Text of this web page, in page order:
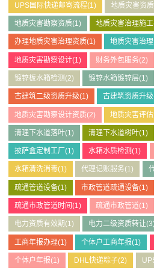
UPS国际快递邮寄流程(1) 地质灾害资
地质灾害勘察资质(1) 地质灾害治理施工
办理地质灾害治理资质(1) 地质灾害治
地质灾害勘察设计(1) 财务外包服务(2)
镀锌板水箱检测 (2) 镀锌水箱镀锌层(1)
古建筑二级资质升级(1) 古建筑资质升级
地质灾害勘察设计资质(2) 地质灾害评
清理下水道落叶(1) 清理下水道树叶(1)
披萨盒定制工厂 (1) 水箱水质检测(1)
水箱清洗消毒(1) 代理记账服务(1)
疏通管道设备(1) 市政管道疏通设备(1)
疏通市政管道时间 (1) 疏通市政管道(1)
电力资质有效期 (1) 电力二级资质转让
工商年报办理(1) 个体户工商年报(1)
个体户年报(1) DHL快递粽子(2)